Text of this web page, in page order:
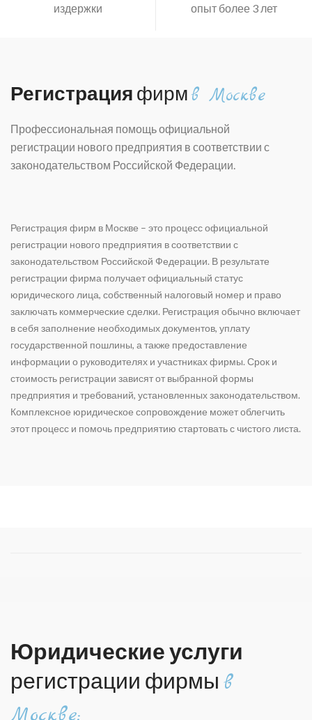
издержки
опыт более 3 лет
Регистрация фирмв Москве
Профессиональная помощь официальной
регистрации нового предприятия в соответствии с
законодательством Российской Федерации.
Регистрация фирм в Москве – это процесс официальной
регистрации нового предприятия в соответствии с
законодательством Российской Федерации. В результате
регистрации фирма получает официальный статус
юридического лица, собственный налоговый номер и право
заключать коммерческие сделки. Регистрация обычно включает
в себя заполнение необходимых документов, уплату
государственной пошлины, а также предоставление
информации о руководителях и участниках фирмы. Срок и
стоимость регистрации зависят от выбранной формы
предприятия и требований, установленных законодательством.
Комплексное юридическое сопровождение может облегчить
этот процесс и помочь предприятию стартовать с чистого листа.
Юридические услуги
регистрации фирмы в